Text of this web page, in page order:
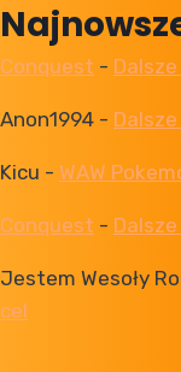
Conquest -
Anon1994 -
Kicu - WAW
Conquest -
Jestem Wesoły
cel